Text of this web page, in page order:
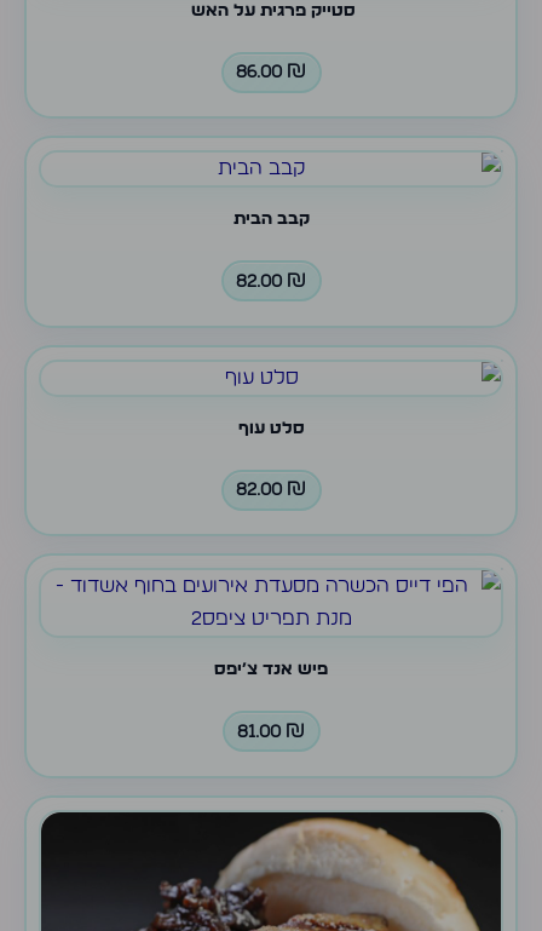
סטייק פרגית על האש
86.00 ₪
קבב הבית
82.00 ₪
סלט עוף
82.00 ₪
פיש אנד צ׳יפס
81.00 ₪